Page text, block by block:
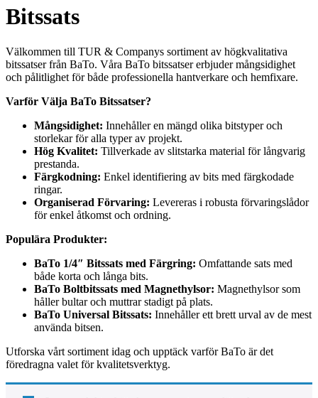
Bitssats
Välkommen till TUR & Companys sortiment av högkvalitativa
bitssatser från BaTo. Våra BaTo bitssatser erbjuder mångsidighet
och pålitlighet för både professionella hantverkare och hemfixare.
Varför Välja BaTo Bitssatser?
Mångsidighet: Innehåller en mängd olika bitstyper och
storlekar för alla typer av projekt.
Hög Kvalitet: Tillverkade av slitstarka material för långvarig
prestanda.
Färgkodning: Enkel identifiering av bits med färgkodade
ringar.
Organiserad Förvaring: Levereras i robusta förvaringslådor
för enkel åtkomst och ordning.
Populära Produkter:
BaTo 1/4″ Bitssats med Färgring: Omfattande sats med
både korta och långa bits.
BaTo Boltbitssats med Magnethylsor: Magnethylsor som
håller bultar och muttrar stadigt på plats.
BaTo Universal Bitssats: Innehåller ett brett urval av de mest
använda bitsen.
Utforska vårt sortiment idag och upptäck varför BaTo är det
föredragna valet för kvalitetsverktyg.